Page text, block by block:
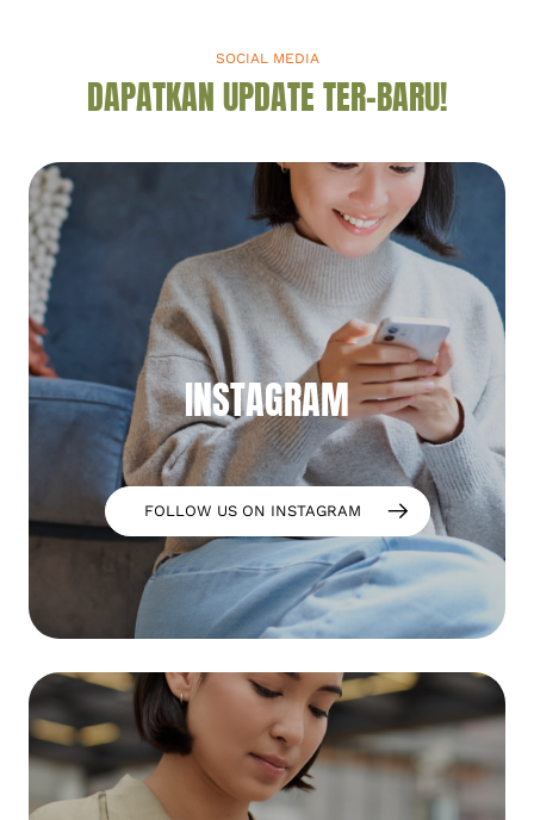
SOCIAL MEDIA
DAPATKAN UPDATE TER-BARU!
INSTAGRAM
FOLLOW US ON INSTAGRAM